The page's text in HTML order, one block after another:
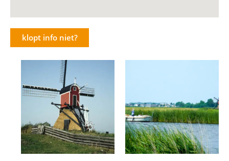
klopt info niet?